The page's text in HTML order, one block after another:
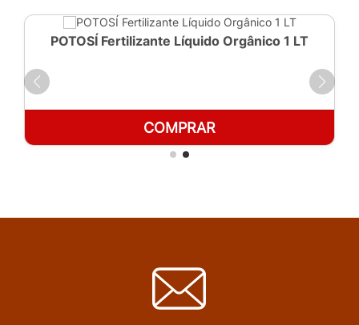
POTOSÍ Fertilizante Líquido Orgânico 1 LT
COMPRAR